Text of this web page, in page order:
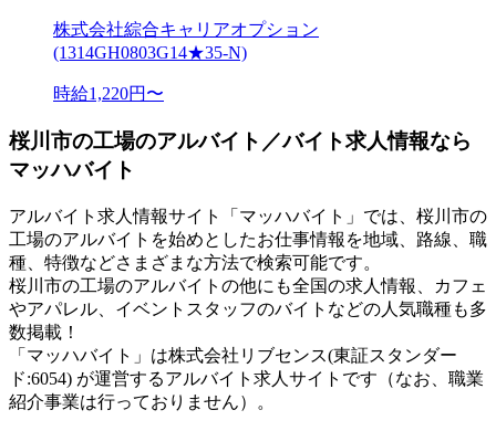
株式会社綜合キャリアオプション
(1314GH0803G14★35-N)
時給1,220円〜
桜川市の工場のアルバイト／バイト求人情報なら
マッハバイト
アルバイト求人情報サイト「マッハバイト」では、桜川市の
工場のアルバイトを始めとしたお仕事情報を地域、路線、職
種、特徴などさまざまな方法で検索可能です。
桜川市の工場のアルバイトの他にも全国の求人情報、カフェ
やアパレル、イベントスタッフのバイトなどの人気職種も多
数掲載！
「マッハバイト」は株式会社リブセンス(東証スタンダー
ド:6054) が運営するアルバイト求人サイトです（なお、職業
紹介事業は行っておりません）。